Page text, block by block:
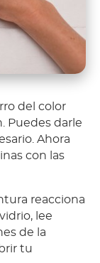
del color
Puedes darle
Ahora
con las
reacciona
lee
de la
tu